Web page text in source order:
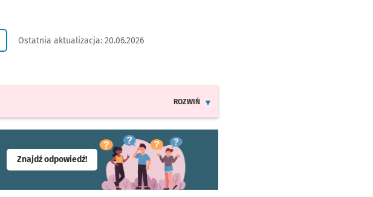
Ostatnia aktualizacja: 20.06.2026
ROZWIŃ
Znajdź odpowiedź!- otworzy się w nowej karcie